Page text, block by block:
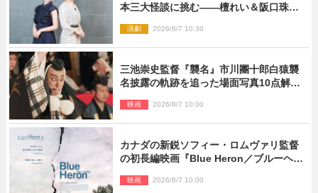
本三大怪談に挑む――檀れい＆阪口珠美
演劇 2026/8/7 10:30
三池崇史監督『襲名』市川團十郎白猿襲
名披露の軌跡を追った場面写真10点解
映画 2026/8/7 10:00
カナダの新鋭ソフィー・ロムヴァリ監督
の初長編映画『Blue Heron／ブルーヘロ
映画 2026/8/7 10:00